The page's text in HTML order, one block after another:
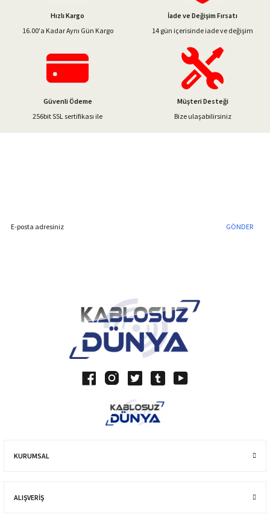
Ürün bilgilerinde hatalar bulunuyor.
Bu ürüne benzer farklı alternatifler olmalı.
Gönder
Hızlı Kargo
16.00'a Kadar Aynı Gün Kargo
İade ve Değişim Fırsatı
14 gün içerisinde iade ve değişim
Güvenli Ödeme
256bit SSL sertifikası ile
Müşteri Desteği
Bize ulaşabilirsiniz
GÖNDER
KURUMSAL
ALIŞVERIŞ